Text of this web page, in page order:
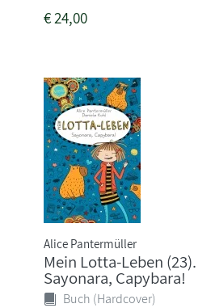
€24,00
Alice Pantermüller
Mein Lotta-Leben (23).
Sayonara, Capybara!
Buch (Hardcover)